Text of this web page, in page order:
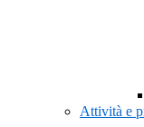
Attività e